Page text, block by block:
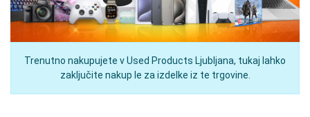
Trenutno nakupujete v Used Products Ljubljana, tukaj lahko
zaključite nakup le za izdelke iz te trgovine.